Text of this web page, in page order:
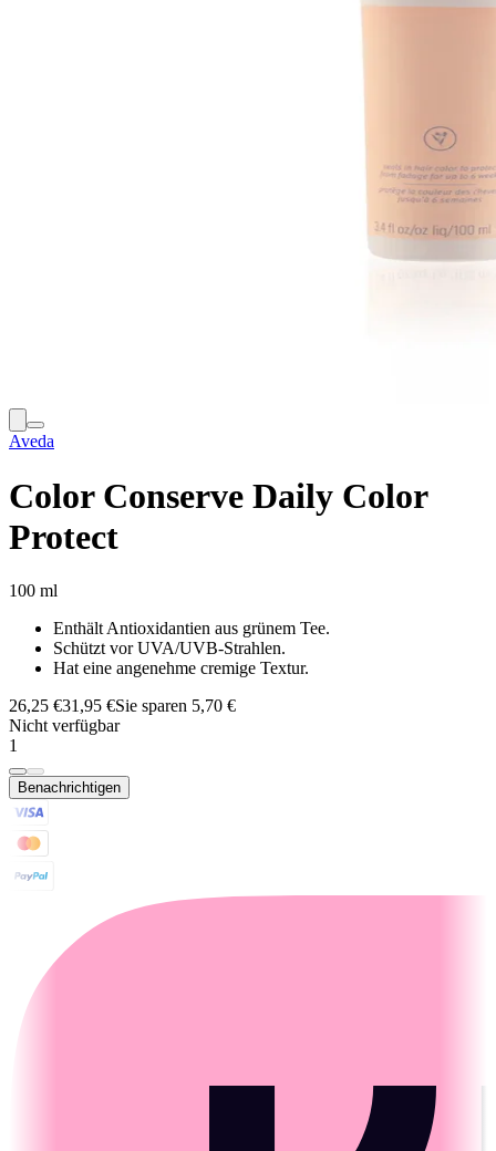
Aveda
Color Conserve Daily Color
Protect
100 ml
Enthält Antioxidantien aus grünem Tee.
Schützt vor UVA/UVB-Strahlen.
Hat eine angenehme cremige Textur.
26,25 €31,95 €Sie sparen 5,70 €
Nicht verfügbar
1
Benachrichtigen